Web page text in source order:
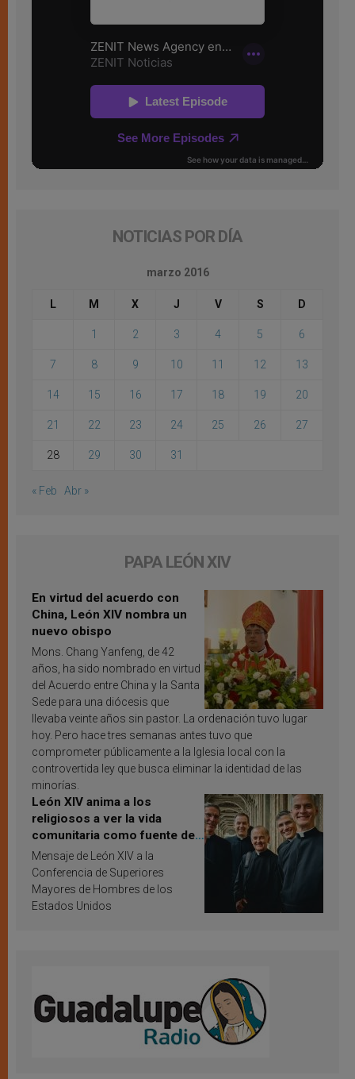
NOTICIAS POR DÍA
marzo 2016
L M X J V S D
1 2 3 4 5 6
7 8 9 10 11 12 13
14 15 16 17 18 19 20
21 22 23 24 25 26 27
28 29 30 31
« Feb Abr »
PAPA LEÓN XIV
En virtud del acuerdo con
China, León XIV nombra un
nuevo obispo
Mons. Chang Yanfeng, de 42
años, ha sido nombrado en virtud
del Acuerdo entre China y la Santa
Sede para una diócesis que
llevaba veinte años sin pastor. La ordenación tuvo lugar
hoy. Pero hace tres semanas antes tuvo que
comprometer públicamente a la Iglesia local con la
controvertida ley que busca eliminar la identidad de las
minorías.
León XIV anima a los
religiosos a ver la vida
comunitaria como fuente de
inspiración y santificación
Mensaje de León XIV a la
Conferencia de Superiores
Mayores de Hombres de los
Estados Unidos